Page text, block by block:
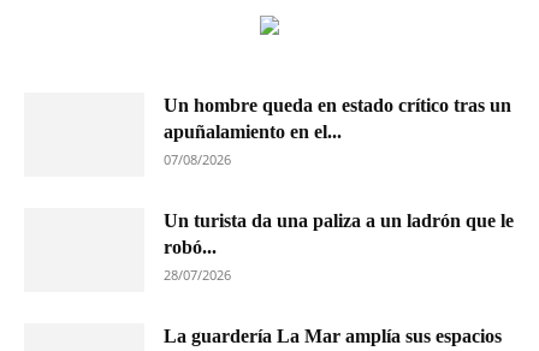
Un hombre queda en estado crítico tras un
apuñalamiento en el...
07/08/2026
Un turista da una paliza a un ladrón que le
robó...
28/07/2026
La guardería La Mar amplía sus espacios